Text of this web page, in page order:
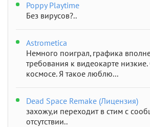
Poppy Playtime
Без вирусов?..
Astrometica
Немного поиграл, графика
требования к видеокарте низкие.
космосе. Я такое люблю...
Dead Space Remake (Лицензия)
захожу,и переходит в стим с
отсутствии..